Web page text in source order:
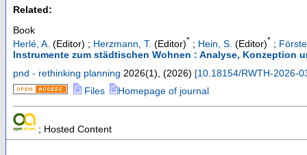
Related:
Book
Herlé, A. (Editor) ; Herzmann, T. (Editor)* ; Hein, S. (Editor)* ;
Instrumente zum städtischen Wohnen : Analyse, Konzeption
pnd - rethinking planning 2026(1), (2026) [10.18154/RWTH-2026-
Files
Homepage of journal
; Hosted Content